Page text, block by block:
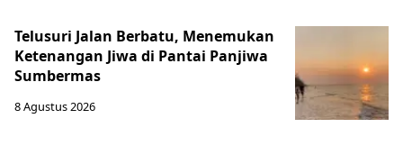
Telusuri Jalan Berbatu, Menemukan
Ketenangan Jiwa di Pantai Panjiwa
Sumbermas
8 Agustus 2026